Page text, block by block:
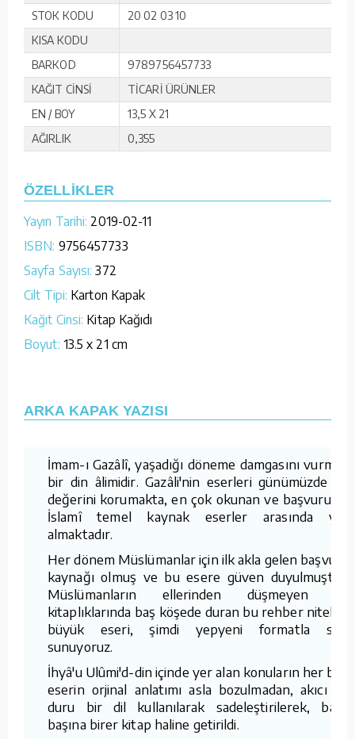
STOK KODU
20 02 03 10
KISA KODU
BARKOD
9789756457733
KAĞIT CİNSİ
TİCARİ ÜRÜNLER
EN / BOY
13,5 X 21
AĞIRLIK
0,355
ÖZELLİKLER
Yayın Tarihi: 2019-02-11
ISBN: 9756457733
Sayfa Sayısı: 372
Cilt Tipi: Karton Kapak
Kağıt Cinsi: Kitap Kağıdı
Boyut: 13.5 x 21 cm
ARKA KAPAK YAZISI
İmam-ı Gazâlî, yaşadığı döneme damgasını vurmuş
bir din âlimidir. Gazâli'nin eserleri günümüzde de
değerini korumakta, en çok okunan ve başvurulan
İslamî temel kaynak eserler arasında yer
almaktadır.
Her dönem Müslümanlar için ilk akla gelen başvuru
kaynağı olmuş ve bu esere güven duyulmuştur.
Müslümanların ellerinden düşmeyen ve
kitaplıklarında baş köşede duran bu rehber nitelikli
büyük eseri, şimdi yepyeni formatla size
sunuyoruz.
İhyâ'u Ulûmi'd-din içinde yer alan konuların her biri,
eserin orjinal anlatımı asla bozulmadan, akıcı ve
duru bir dil kullanılarak sadeleştirilerek, başlı
başına birer kitap haline getirildi.